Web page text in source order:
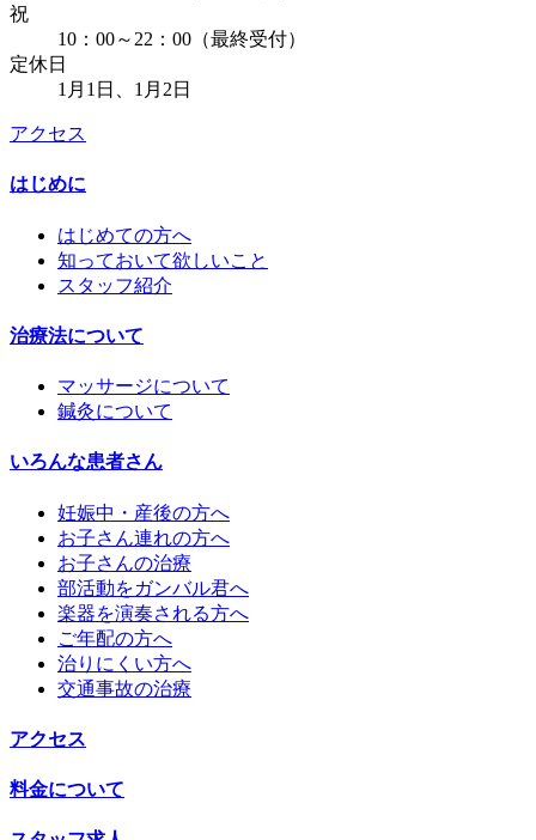
祝
10：00～22：00（最終受付）
定休日
1月1日、1月2日
アクセス
はじめに
はじめての方へ
知っておいて欲しいこと
スタッフ紹介
治療法について
マッサージについて
鍼灸について
いろんな患者さん
妊娠中・産後の方へ
お子さん連れの方へ
お子さんの治療
部活動をガンバル君へ
楽器を演奏される方へ
ご年配の方へ
治りにくい方へ
交通事故の治療
アクセス
料金について